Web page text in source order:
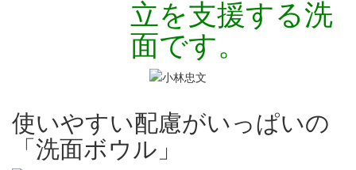
立を支援する洗
面です。
使いやすい配慮がいっぱいの
「洗面ボウル」